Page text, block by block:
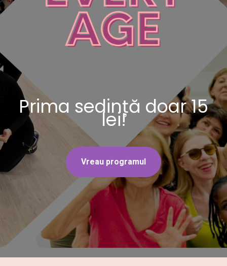
Prima sedință doar 15
lei!
Vreau programul